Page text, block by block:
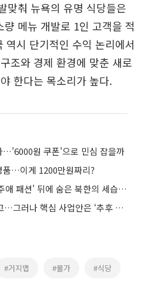
맞춰 뉴욕의 유명 식당들은
메뉴 개발로 1인 고객을 적
역시 단기적인 수익 논리에서
조와 경제 환경에 맞춘 새로
한다는 목소리가 높다.
…'6000원 쿠폰'으로 민심 잡을까
품…이게 1200만원짜리?
명품에 시스루까지...'김주애 패션' 뒤에 숨은 북한의 세습 전략
싸이월드, 10월 부활 예고…그러나 핵심 사업안은 ‘추후 공개’
#거지맵 #물가 #식당